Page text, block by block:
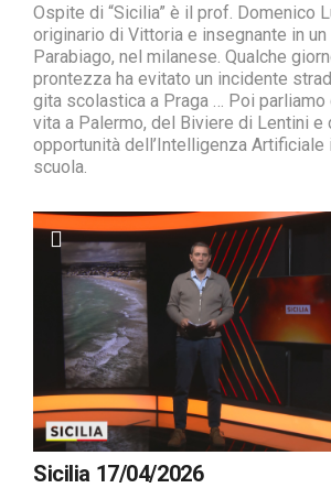
Ospite di “Sicilia” è il prof. Domenico
originario di Vittoria e insegnante in
Parabiago, nel milanese. Qualche
prontezza ha evitato un incidente
gita scolastica a Praga … Poi parliamo
vita a Palermo, del Biviere di Lentini e
opportunità dell’Intelligenza Artificiale
scuola.
Sicilia 17/04/2026